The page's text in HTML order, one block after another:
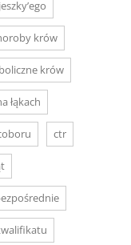
krów
krów
łąkach
ctr